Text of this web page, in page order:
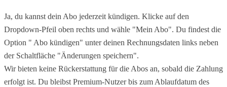
Ja, du kannst dein Abo jederzeit kündigen. Klicke auf den
Dropdown-Pfeil oben rechts und wähle "Mein Abo". Du findest die
Option " Abo kündigen" unter deinen Rechnungsdaten links neben
der Schaltfläche "Änderungen speichern".
Wir bieten keine Rückerstattung für die Abos an, sobald die Zahlung
erfolgt ist. Du bleibst Premium-Nutzer bis zum Ablaufdatum des